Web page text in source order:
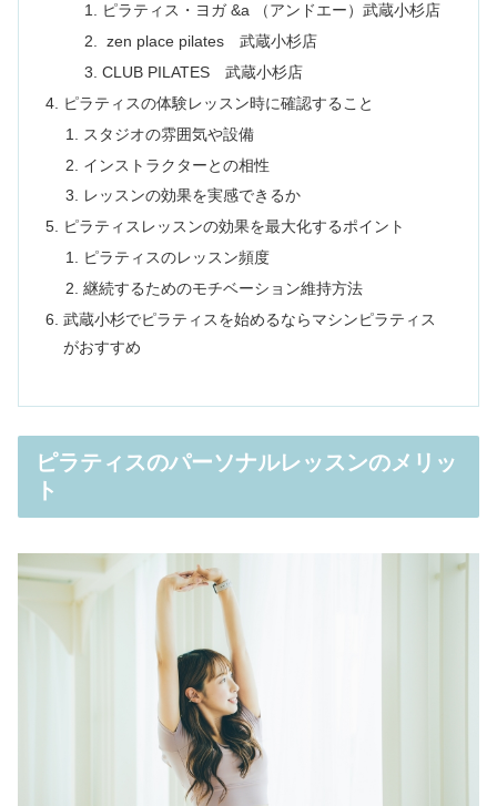
ピラティス・ヨガ &a （アンドエー）武蔵小杉店
zen place pilates 武蔵小杉店
CLUB PILATES 武蔵小杉店
ピラティスの体験レッスン時に確認すること
スタジオの雰囲気や設備
インストラクターとの相性
レッスンの効果を実感できるか
ピラティスレッスンの効果を最大化するポイント
ピラティスのレッスン頻度
継続するためのモチベーション維持方法
武蔵小杉でピラティスを始めるならマシンピラティス
がおすすめ
ピラティスのパーソナルレッスンのメリッ
ト